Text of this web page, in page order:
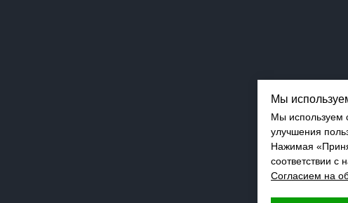
Мы
Мы используем
улучшения
Нажимая
соответствии с
Согласием на